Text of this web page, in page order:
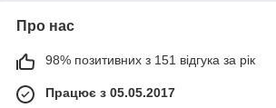
Про нас
98% позитивних з 151 відгука за рік
Працює з 05.05.2017